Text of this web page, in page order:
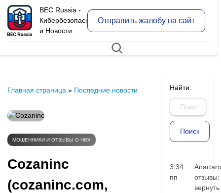
BEC Russia -
Кибербезопасность
и Новости
Отправить жалобу на сайт
Главная страница » Последние новости
МОШЕННИКИ И ОТЗЫВЫ О НИХ
Cozaninc
(cozaninc.com,
Найти:
3:34
пп
отзывы:
вернуть